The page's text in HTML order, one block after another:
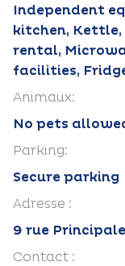
Independent
kitchen,
rental,
facilities,
Animaux:
No pets
Parking:
Secure parking
Adresse :
9 rue
Contact :